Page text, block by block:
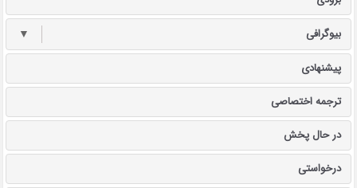
بیوگرافی ▼
پیشنهادی
ترجمه اختصاصی
در حال پخش
درخواستی